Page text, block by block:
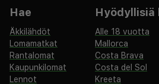
Hae
Äkkilähdöt
Lomamatkat
Rantalomat
Kaupunkilomat
Lennot
Hyödyllisiä
Alle 18 vuotta
Mallorca
Costa Brava
Costa del Sol
Kreeta